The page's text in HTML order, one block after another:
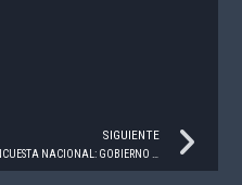
SIGUIENTE